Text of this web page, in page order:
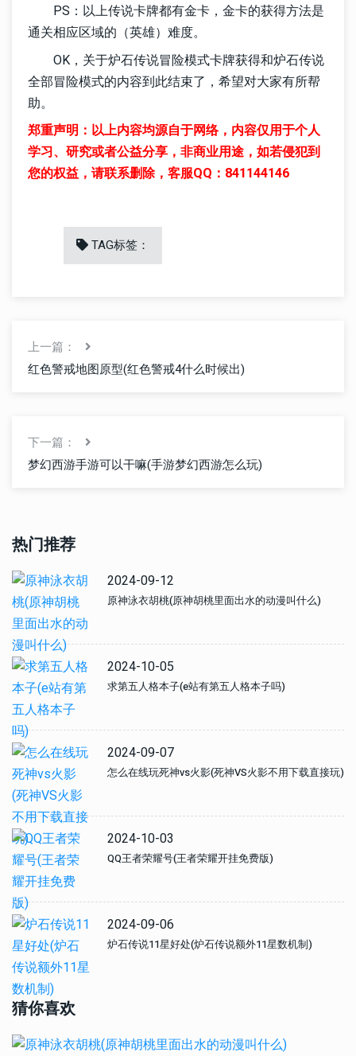
PS：以上传说卡牌都有金卡，金卡的获得方法是
通关相应区域的（英雄）难度。
OK，关于炉石传说冒险模式卡牌获得和炉石传说
全部冒险模式的内容到此结束了，希望对大家有所帮
助。
郑重声明：以上内容均源自于网络，内容仅用于个人
学习、研究或者公益分享，非商业用途，如若侵犯到
您的权益，请联系删除，客服QQ：841144146
TAG标签：
上一篇：
红色警戒地图原型(红色警戒4什么时候出)
下一篇：
梦幻西游手游可以干嘛(手游梦幻西游怎么玩)
热门推荐
2024-09-12
原神泳衣胡桃(原神胡桃里面出水的动漫叫什么)
2024-10-05
求第五人格本子(e站有第五人格本子吗)
2024-09-07
怎么在线玩死神vs火影(死神VS火影不用下载直接玩)
2024-10-03
QQ王者荣耀号(王者荣耀开挂免费版)
2024-09-06
炉石传说11星好处(炉石传说额外11星数机制)
猜你喜欢